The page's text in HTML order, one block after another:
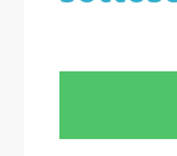
ex
n.80/
VILLA